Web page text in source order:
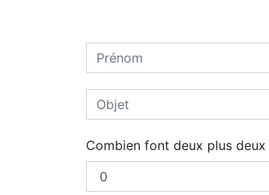
Combien font deux plus deux